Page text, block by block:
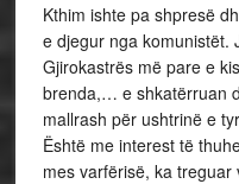
Kthim ishte pa shpresë
e djegur nga komunistët.
Gjirokastrës më pare e
brenda,… e shkatërruan
mallrash për ushtrinë e
Është me interest të
mes varfërisë, ka